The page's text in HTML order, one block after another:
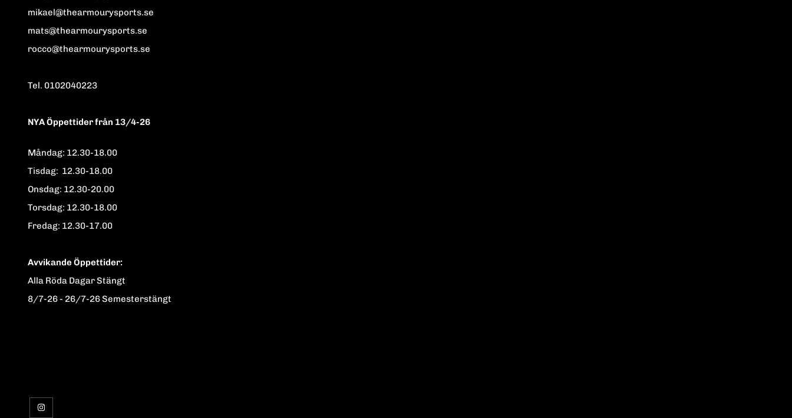
mikael@thearmourysports.se
mats@thearmourysports.se
rocco@thearmourysports.se
Tel. 0102040223
NYA Öppettider från 13/4-26
Måndag: 12.30-18.00
Tisdag: 12.30-18.00
Onsdag: 12.30-20.00
Torsdag: 12.30-18.00
Fredag: 12.30-17.00
Avvikande Öppettider:
Alla Röda Dagar Stängt
8/7-26 - 26/7-26 Semesterstängt